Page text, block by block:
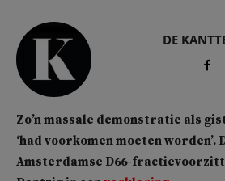
DE
Zo’n massale demonstratie als
‘had voorkomen moeten worden’.
Amsterdamse D66-